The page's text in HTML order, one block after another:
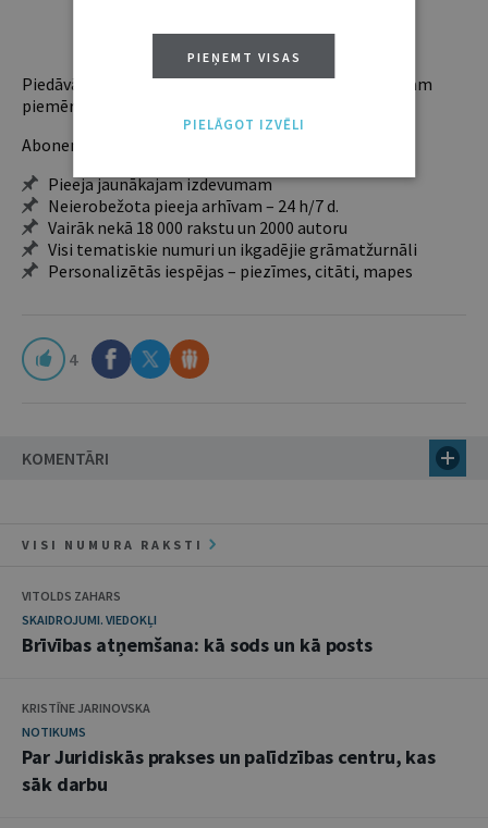
ABONĒT
Piedāvājam trīs abonementu veidus. Vienam lietotājam
piemērotākais ir "Mazais" (3, 6 un 12 mēnešiem).
Abonentu ieguvumi:
Pieeja jaunākajam izdevumam
Neierobežota pieeja arhīvam – 24 h/7 d.
Vairāk nekā 18 000 rakstu un 2000 autoru
Visi tematiskie numuri un ikgadējie grāmatžurnāli
Personalizētās iespējas – piezīmes, citāti, mapes
4
KOMENTĀRI
VISI NUMURA RAKSTI
VITOLDS ZAHARS
SKAIDROJUMI. VIEDOKĻI
Brīvības atņemšana: kā sods un kā posts
KRISTĪNE JARINOVSKA
NOTIKUMS
Par Juridiskās prakses un palīdzības centru, kas
sāk darbu
PIEŅEMT VISAS
PIELĀGOT IZVĒLI